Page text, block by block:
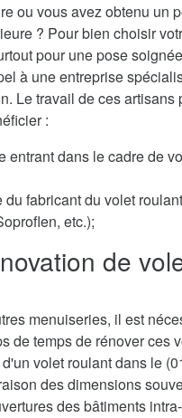
ou vous avez obtenu un
? Pour bien choisir
pour une pose
à une entreprise
Le travail de ces artisans
:
entrant dans le cadre de
du fabricant du volet roulant
etc.);
de
menuiseries, il est
de temps de rénover ces
volet roulant dans le
des dimensions
des bâtiments